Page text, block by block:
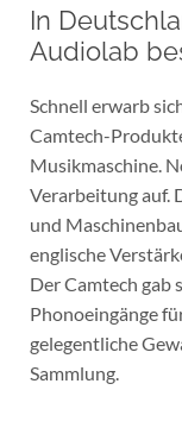
In
Audiolab
Schnell erwarb
Camtech-
Musikmaschine.
Verarbeitung auf.
und
englische
Der Camtech gab
Phonoeingänge
gelegentliche
Sammlung.